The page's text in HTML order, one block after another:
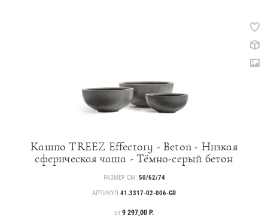
Кашпо TREEZ Effectory - Beton - Низкая
сферическая чаша - Тёмно-серый бетон
РАЗМЕР СМ. 50/62/74
АРТИКУЛ 41.3317-02-006-GR
ЦЕНА
ОТ9 297,00 Р.